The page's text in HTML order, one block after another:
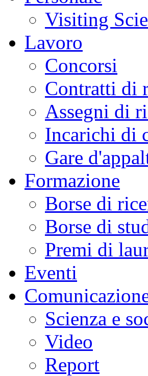
Visiting
Lavoro
Concorsi
Contratti di
Assegni di
Incarichi di
Gare
Formazione
Borse di
Borse di
Premi di
Eventi
Scienza e
Video
Report